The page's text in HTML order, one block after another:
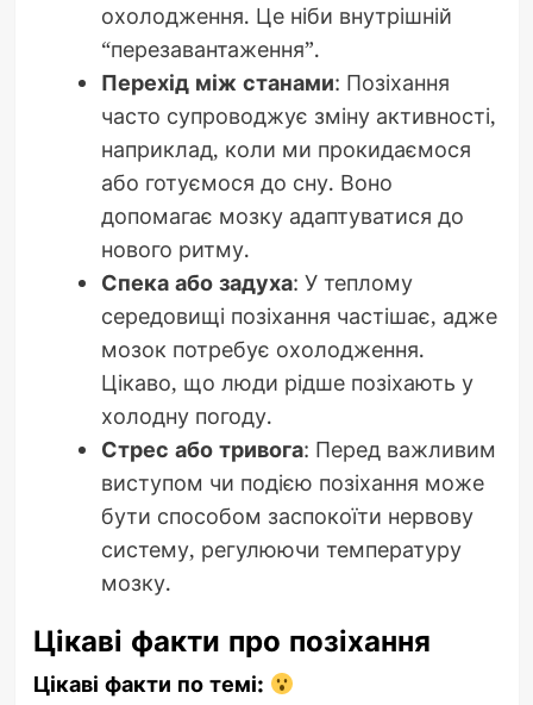
охолодження. Це ніби внутрішній
“перезавантаження”.
Перехід між станами: Позіхання
часто супроводжує зміну активності,
наприклад, коли ми прокидаємося
або готуємося до сну. Воно
допомагає мозку адаптуватися до
нового ритму.
Спека або задуха: У теплому
середовищі позіхання частішає, адже
мозок потребує охолодження.
Цікаво, що люди рідше позіхають у
холодну погоду.
Стрес або тривога: Перед важливим
виступом чи подією позіхання може
бути способом заспокоїти нервову
систему, регулюючи температуру
мозку.
Цікаві факти про позіхання
Цікаві факти по темі: